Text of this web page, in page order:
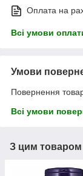
Оплата на
Всі умови
Умови
Повернення
Всі умови
З цим